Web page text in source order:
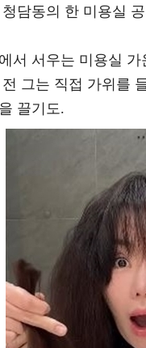
담동의 한 미용실
서 서우는 미용실
그는 직접 가위를
끌기도.